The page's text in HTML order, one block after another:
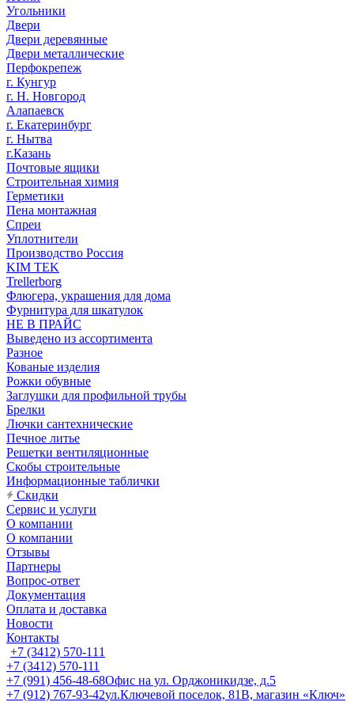
Угольники
Двери
Двери деревянные
Двери металлические
Перфокрепеж
г. Кунгур
г. Н. Новгород
Алапаевск
г. Екатеринбург
г. Нытва
г.Казань
Почтовые ящики
Строительная химия
Герметики
Пена монтажная
Спреи
Уплотнители
Производство Россия
KIM TEK
Trellerborg
Флюгера, украшения для дома
Фурнитура для шкатулок
НЕ В ПРАЙС
Выведено из ассортимента
Разное
Кованые изделия
Рожки обувные
Заглушки для профильной трубы
Брелки
Лючки сантехнические
Печное литье
Решетки вентиляционные
Скобы строительные
Информационные таблички
Скидки
Сервис и услуги
О компании
О компании
Отзывы
Партнеры
Вопрос-ответ
Документация
Оплата и доставка
Новости
Контакты
+7 (3412) 570-111
+7 (3412) 570-111
+7 (991) 456-48-68Офис на ул. Орджоникидзе, д.5
+7 (912) 767-93-42ул.Ключевой поселок, 81В, магазин «Ключ»